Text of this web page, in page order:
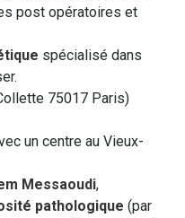
post opératoires et
spécialisé dans
75017 Paris)
un centre au Vieux-
Messaoudi,
pathologique (par